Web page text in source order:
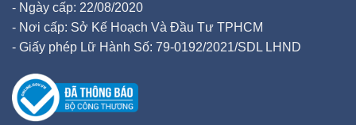
- Ngày cấp: 22/08/2020
- Nơi cấp: Sở Kế Hoạch Và Đầu Tư TPHCM
- Giấy phép Lữ Hành Số: 79-0192/2021/SDL LHND